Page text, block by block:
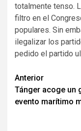
totalmente tenso.
filtro en el
populares. Sin
ilegalizar los
pedido el partido
Seguir
leyendo
Anterior
Tánger acoge un
evento marítimo